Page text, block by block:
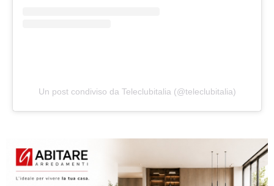
Un post condiviso da Teleclubitalia (@teleclubitalia)